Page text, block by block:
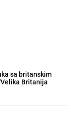
sa britanskim
Britanija